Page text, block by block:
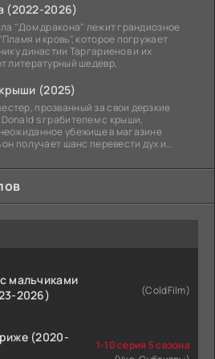
(2022-2026)
"Дом дракона" лежит грандиозное
и кровь", которое погружает
династии Таргариенов и их
литературный шедевр,
(2025)
прозванный за свои дерзкие
s грабителем с крыши,
убежище в магазине
получает шанс перевести дух и
мальчиками
2026)
(ColdFilm)
(2020-
1-10 серия 5 сезона